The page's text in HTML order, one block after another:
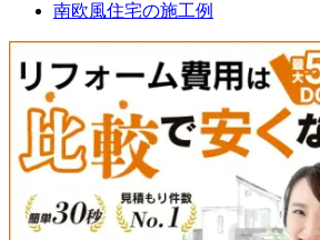
南欧風住宅の施工例